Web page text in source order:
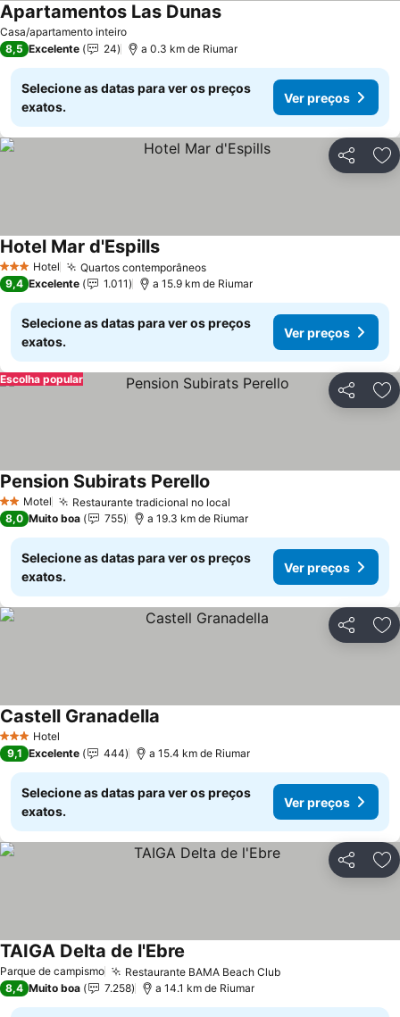
Casa/apartamento inteiro
Apartamentos Las Dunas
8,5 Excelente 24 a 0.3 km de Riumar
Selecione as datas para ver os preços
exatos.
Ver preços
Partilhar
3 EstrelasHotel Quartos contemporâneos
Hotel Mar d'Espills
9,4 Excelente 1.011 a 15.9 km de Riumar
Selecione as datas para ver os preços
exatos.
Ver preços
Partilhar
Escolha popular
2 Estrelas
Motel Restaurante tradicional no local
Pension Subirats Perello
8,0 Muito boa 755 a 19.3 km de Riumar
Selecione as datas para ver os preços
exatos.
Ver preços
Partilhar
3 EstrelasHotel
Castell Granadella
9,1 Excelente 444 a 15.4 km de Riumar
Selecione as datas para ver os preços
exatos.
Ver preços
Partilhar
Parque de campismo Restaurante BAMA Beach Club
TAIGA Delta de l'Ebre
8,4 Muito boa 7.258 a 14.1 km de Riumar